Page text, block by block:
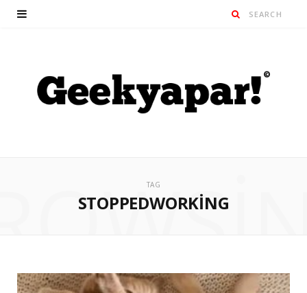
TAG
STOPPEDWORKING